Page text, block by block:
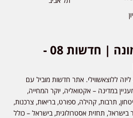
חדשות אפס שמונה | חדשות 08 -
ללוצאשווילי. אתר חדשות מוביל עם
במדינה – אקטואליה, יוקר המחייה,
תרבות, קהילה, ספורט, בריאות, צרכנות,
בישראל, תחזית אסטרולוגית, בישראל – כולל